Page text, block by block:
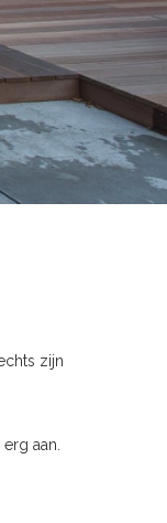
zijn
aan.